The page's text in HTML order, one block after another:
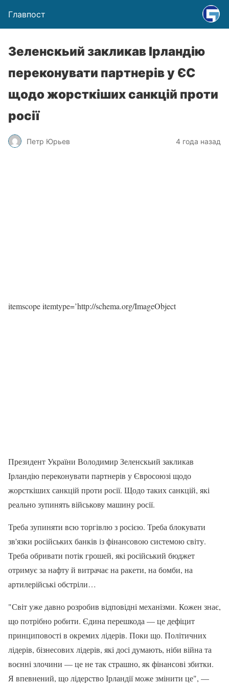
Главпост
Зеленскьий закликав Ірландію
переконувати партнерів у ЄС
щодо жорсткіших санкцій проти
росії
Петр Юрьев 4 года назад
itemscope itemtype=’http://schema.org/ImageObject
Президент України Володимир Зеленскьий закликав
Ірландію переконувати партнерів у Євросоюзі щодо
жорсткіших санкцій проти росії. Щодо таких санкцій, які
реально зупинять військову машину росії.
Треба зупиняти всю торгівлю з росією. Треба блокувати
зв'язки російських банків із фінансовою системою світу.
Треба обривати потік грошей, які російський бюджет
отримує за нафту й витрачає на ракети, на бомби, на
артилерійські обстріли…
"Світ уже давно розробив відповідні механізми. Кожен знає,
що потрібно робити. Єдина перешкода — це дефіцит
принциповості в окремих лідерів. Поки що. Політичних
лідерів, бізнесових лідерів, які досі думають, ніби війна та
воєнні злочини — це не так страшно, як фінансові збитки.
Я впевнений, що лідерство Ірландії може змінити це", —